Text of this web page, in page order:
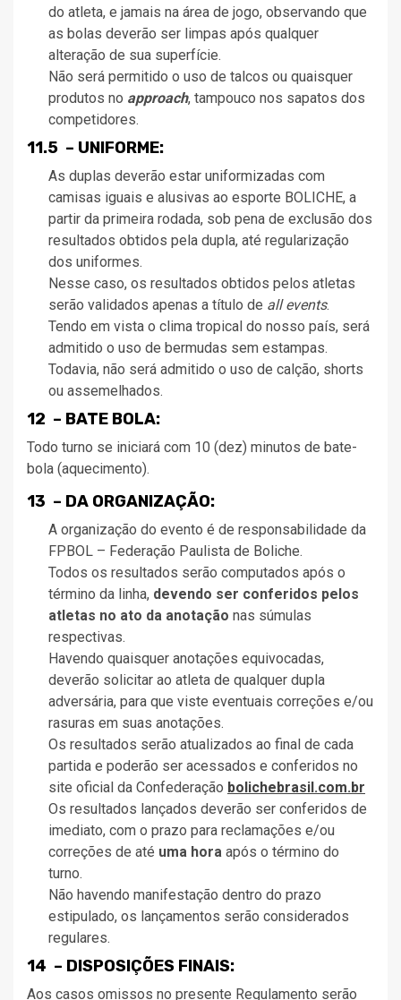
do atleta, e jamais na área de jogo, observando que
as bolas deverão ser limpas após qualquer
alteração de sua superfície.
Não será permitido o uso de talcos ou quaisquer
produtos no approach, tampouco nos sapatos dos
competidores.
11.5 – UNIFORME:
As duplas deverão estar uniformizadas com
camisas iguais e alusivas ao esporte BOLICHE, a
partir da primeira rodada, sob pena de exclusão dos
resultados obtidos pela dupla, até regularização
dos uniformes.
Nesse caso, os resultados obtidos pelos atletas
serão validados apenas a título de all events.
Tendo em vista o clima tropical do nosso país, será
admitido o uso de bermudas sem estampas.
Todavia, não será admitido o uso de calção, shorts
ou assemelhados.
12 – BATE BOLA:
Todo turno se iniciará com 10 (dez) minutos de bate-
bola (aquecimento).
13 – DA ORGANIZAÇÃO:
A organização do evento é de responsabilidade da
FPBOL – Federação Paulista de Boliche.
Todos os resultados serão computados após o
término da linha, devendo ser conferidos pelos
atletas no ato da anotação nas súmulas
respectivas.
Havendo quaisquer anotações equivocadas,
deverão solicitar ao atleta de qualquer dupla
adversária, para que viste eventuais correções e/ou
rasuras em suas anotações.
Os resultados serão atualizados ao final de cada
partida e poderão ser acessados e conferidos no
site oficial da Confederação bolichebrasil.com.br
Os resultados lançados deverão ser conferidos de
imediato, com o prazo para reclamações e/ou
correções de até uma hora após o término do
turno.
Não havendo manifestação dentro do prazo
estipulado, os lançamentos serão considerados
regulares.
14 – DISPOSIÇÕES FINAIS:
Aos casos omissos no presente Regulamento serão